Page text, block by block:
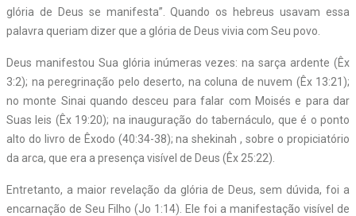
glória de Deus se manifesta”. Quando os hebreus usavam essa
palavra queriam dizer que a glória de Deus vivia com Seu povo.
Deus manifestou Sua glória inúmeras vezes: na sarça ardente (Êx
3:2); na peregrinação pelo deserto, na coluna de nuvem (Êx 13:21);
no monte Sinai quando desceu para falar com Moisés e para dar
Suas leis (Êx 19:20); na inauguração do tabernáculo, que é o ponto
alto do livro de Êxodo (40:34-38); na shekinah , sobre o propiciatório
da arca, que era a presença visível de Deus (Êx 25:22).
Entretanto, a maior revelação da glória de Deus, sem dúvida, foi a
encarnação de Seu Filho (Jo 1:14). Ele foi a manifestação visível de